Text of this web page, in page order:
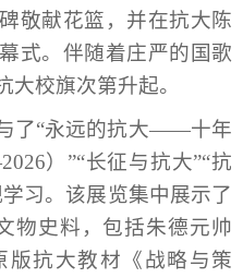
敬献花篮，并在抗大陈
式。伴随着庄严的国歌
校旗次第升起。
了“永远的抗大——十年
）”“长征与抗大”“抗
习。该展览集中展示了
物史料，包括朱德元帅
版抗大教材《战略与策